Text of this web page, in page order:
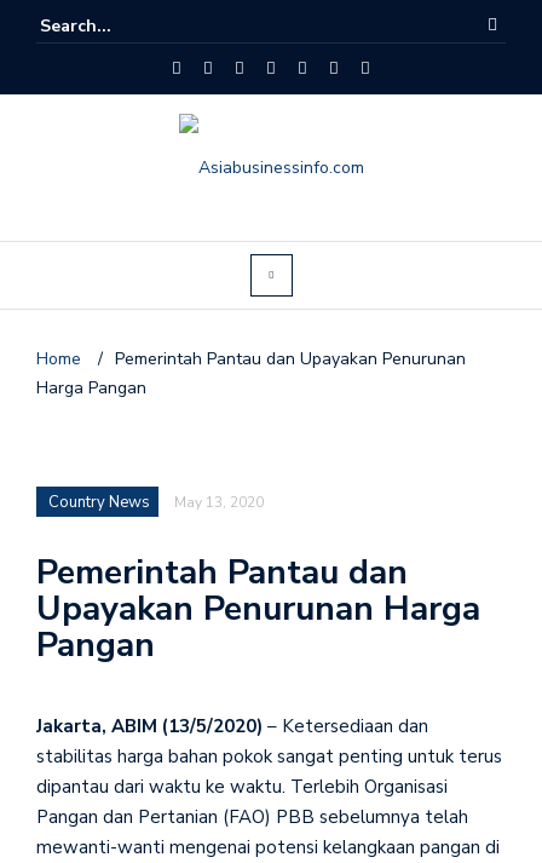
Home / Pemerintah Pantau dan Upayakan Penurunan
Harga Pangan
Country News May 13, 2020
Pemerintah Pantau dan
Upayakan Penurunan Harga
Pangan
Jakarta, ABIM (13/5/2020) – Ketersediaan dan
stabilitas harga bahan pokok sangat penting untuk terus
dipantau dari waktu ke waktu. Terlebih Organisasi
Pangan dan Pertanian (FAO) PBB sebelumnya telah
mewanti-wanti mengenai potensi kelangkaan pangan di